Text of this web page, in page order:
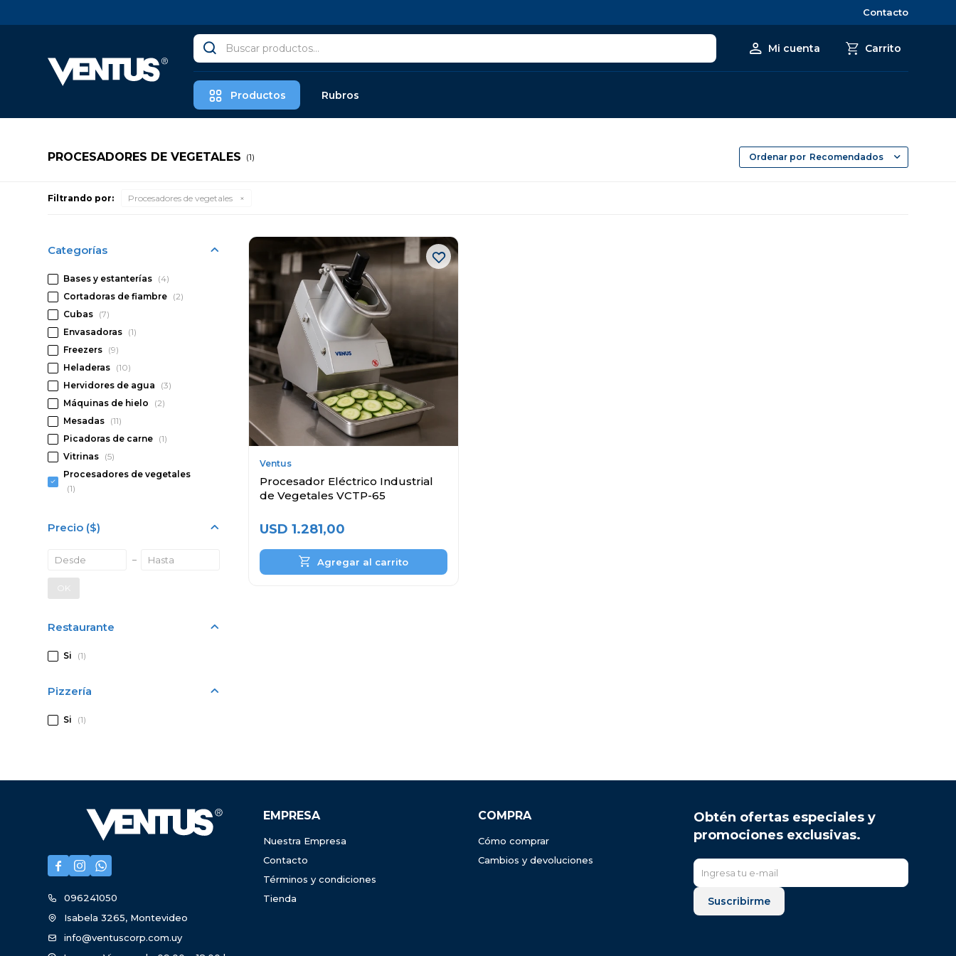
Productos Rubros
Contacto
PROCESADORES DE VEGETALES (1) Recomendados
Filtrando por: Procesadores de vegetales
Ventus
Procesador Eléctrico Industrial
de Vegetales VCTP-65
USD 1.281,00
Categorías
Bases y estanterías (4)
Cortadoras de fiambre (2)
Cubas (7)
Envasadoras (1)
Freezers (9)
Heladeras (10)
Hervidores de agua
(3)
Máquinas de hielo
(2)
Mesadas (11)
Picadoras de carne (1)
Vitrinas (5)
Procesadores de vegetales
(1)
Precio ($)
OK
Restaurante
Si (1)
Pizzería
Si (1)
  
096241050
Isabela 3265, Montevideo
info@ventuscorp.com.uy
EMPRESA
Nuestra Empresa
Contacto
Términos y condiciones
Tienda
COMPRA
Cómo comprar
Cambios y devoluciones
Obtén ofertas especiales y
promociones exclusivas.
Suscribirme